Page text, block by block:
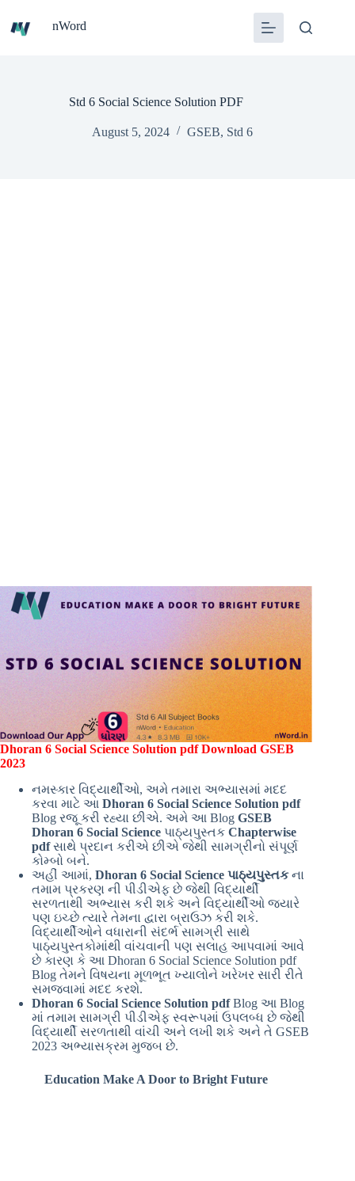
content
nWord
Std 6 Social Science Solution PDF
August 5, 2024 GSEB, Std 6
Dhoran 6 Social Science Solution pdf Download GSEB
2023
નમસ્કાર વિદ્યાર્થીઓ, અમે તમારા અભ્યાસમાં મદદ
કરવા માટે આ Dhoran 6 Social Science Solution pdf
Blog રજૂ કરી રહ્યા છીએ. અમે આ Blog GSEB
Dhoran 6 Social Science પાઠ્યપુસ્તક Chapterwise
pdfસાથે પ્રદાન કરીએ છીએ જેથી સામગ્રીનો સંપૂર્ણ
કોમ્બો બને.
અહીં આમાં, Dhoran 6 Social Science પાઠ્યપુસ્તકના
તમામ પ્રકરણ ની પીડીએફ છે જેથી વિદ્યાર્થી
સરળતાથી અભ્યાસ કરી શકે અને વિદ્યાર્થીઓ જ્યારે
પણ ઇચ્છે ત્યારે તેમના દ્વારા બ્રાઉઝ કરી શકે.
વિદ્યાર્થીઓને વધારાની સંદર્ભ સામગ્રી સાથે
પાઠ્યપુસ્તકોમાંથી વાંચવાની પણ સલાહ આપવામાં આવે
છે કારણ કે આ Dhoran 6 Social Science Solution pdf
Blog તેમને વિષયના મૂળભૂત ખ્યાલોને ખરેખર સારી રીતે
સમજવામાં મદદ કરશે.
Dhoran 6 Social Science Solution pdfBlog આ Blog
માં તમામ સામગ્રી પીડીએફ સ્વરૂપમાં ઉપલબ્ધ છે જેથી
વિદ્યાર્થી સરળતાથી વાંચી અને લખી શકે અને તે GSEB
2023 અભ્યાસક્રમ મુજબ છે.
Education Make A Door to Bright Future